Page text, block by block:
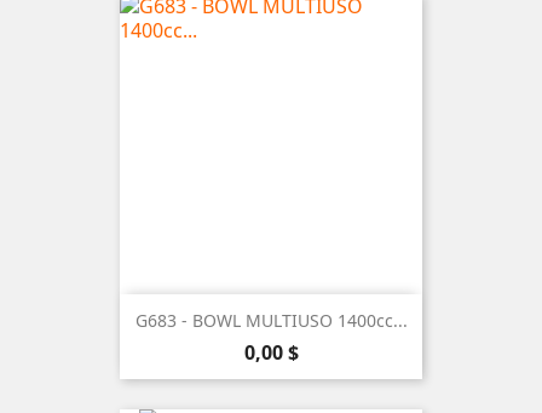
G683 - BOWL MULTIUSO 1400cc...
Precio
0,00 $